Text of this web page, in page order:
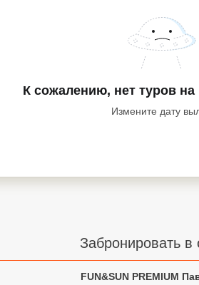
К сожалению, нет туров на
Измените дату
Забронировать в
FUN&SUN PREMIUM